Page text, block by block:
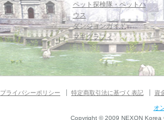
ペット探検隊・ペットハ
ウス
ダンジョンガイド
マギグラフィ
プライバシーポリシー 特定商取引法に基づく表記 資
オ
Copyright © 2009 NEXON Korea